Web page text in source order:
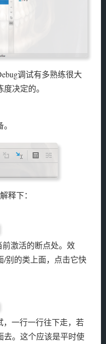
调试有多熟练很大
决定的。
释下：
前激活的断点处。效
/别的类上面，点击它快
，一行一行往下走，若
去。这个应该是平时使